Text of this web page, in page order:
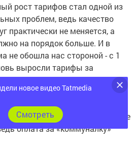
рост тарифов стал одной из
проблем, ведь качество
практически не меняется, а
на порядок больше. И в
не обошла нас стороной - с 1
выросли тарифы за
итоге большую часть
выкраивать для оплаты
не растут такими же
себе в каких-то менее
оплата за «коммуналку»
новое видео Tatmedia
Cмотреть